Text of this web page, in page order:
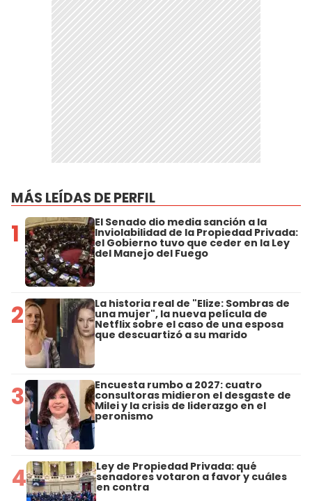
MÁS LEÍDAS DE PERFIL
1 El Senado dio media sanción a la
Inviolabilidad de la Propiedad Privada:
el Gobierno tuvo que ceder en la Ley
del Manejo del Fuego
2 La historia real de "Elize: Sombras de
una mujer", la nueva película de
Netflix sobre el caso de una esposa
que descuartizó a su marido
3 Encuesta rumbo a 2027: cuatro
consultoras midieron el desgaste de
Milei y la crisis de liderazgo en el
peronismo
4 Ley de Propiedad Privada: qué
senadores votaron a favor y cuáles
en contra